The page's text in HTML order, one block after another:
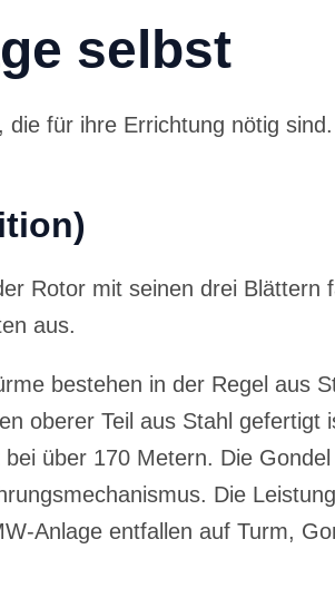
selbst
für ihre Errichtung nötig
Rotor mit seinen drei Blättern
aus.
bestehen in der Regel aus
oberer Teil aus Stahl gefertigt
über 170 Metern. Die
Die
Anlage entfallen auf Turm,